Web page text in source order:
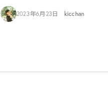
2023年6月23日 kicchan